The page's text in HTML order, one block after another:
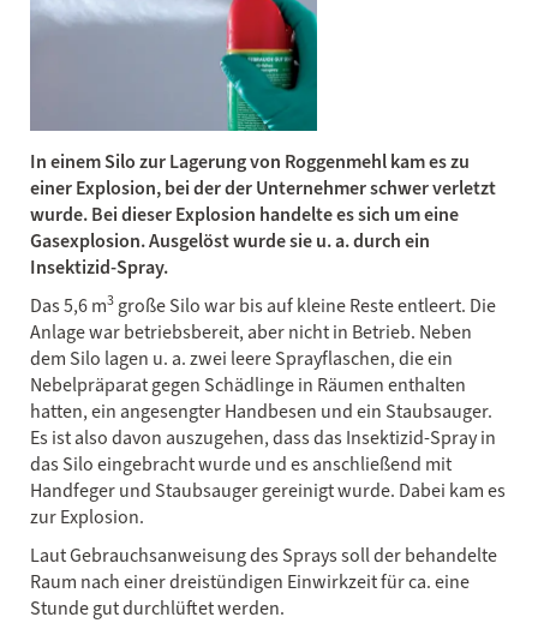
In einem Silo zur Lagerung von Roggenmehl kam es zu
einer Explosion, bei der der Unternehmer schwer verletzt
wurde. Bei dieser Explosion handelte es sich um eine
Gasexplosion. Ausgelöst wurde sie u. a. durch ein
Insektizid-Spray.
Das 5,6 m3 große Silo war bis auf kleine Reste entleert. Die
Anlage war betriebsbereit, aber nicht in Betrieb. Neben
dem Silo lagen u. a. zwei leere Sprayflaschen, die ein
Nebelpräparat gegen Schädlinge in Räumen enthalten
hatten, ein angesengter Handbesen und ein Staubsauger.
Es ist also davon auszugehen, dass das Insektizid-Spray in
das Silo eingebracht wurde und es anschließend mit
Handfeger und Staubsauger gereinigt wurde. Dabei kam es
zur Explosion.
Laut Gebrauchsanweisung des Sprays soll der behandelte
Raum nach einer dreistündigen Einwirkzeit für ca. eine
Stunde gut durchlüftet werden.